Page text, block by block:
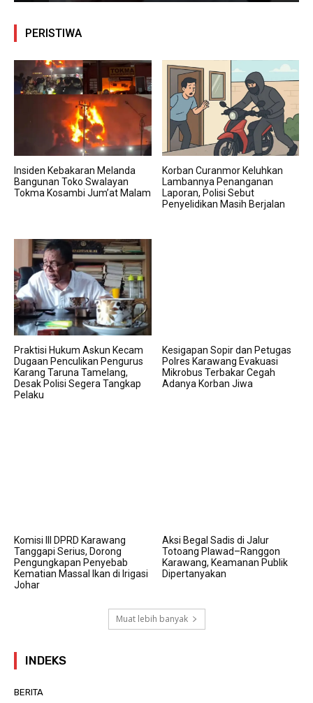
PERISTIWA
Insiden Kebakaran Melanda
Bangunan Toko Swalayan
Tokma Kosambi Jum’at Malam
Korban Curanmor Keluhkan
Lambannya Penanganan
Laporan, Polisi Sebut
Penyelidikan Masih Berjalan
Praktisi Hukum Askun Kecam
Dugaan Penculikan Pengurus
Karang Taruna Tamelang,
Desak Polisi Segera Tangkap
Pelaku
Kesigapan Sopir dan Petugas
Polres Karawang Evakuasi
Mikrobus Terbakar Cegah
Adanya Korban Jiwa
Komisi III DPRD Karawang
Tanggapi Serius, Dorong
Pengungkapan Penyebab
Kematian Massal Ikan di Irigasi
Johar
Aksi Begal Sadis di Jalur
Totoang Plawad–Ranggon
Karawang, Keamanan Publik
Dipertanyakan
Muat lebih banyak
INDEKS
BERITA